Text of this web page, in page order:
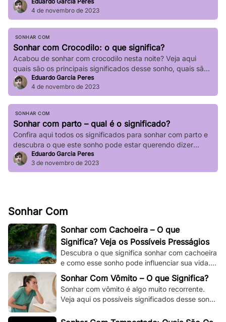
seu sonho!
4 de novembro de 2023
SONHAR COM
Sonhar com Crocodilo: o que significa?
Acabou de sonhar com crocodilo nesta noite? Veja aqui
quais são os principais significados desse sonho, quais são
suas principais variações!
Eduardo Garcia Peres
4 de novembro de 2023
SONHAR COM
Sonhar com parto – qual é o significado?
Confira aqui todos os significados para sonhar com parto e
descubra o que este sonho pode estar querendo dizer
sobre a sua vida.
Eduardo Garcia Peres
3 de novembro de 2023
Sonhar Com
Sonhar com Cachoeira – O que
Significa? Veja os Possíveis Presságios
Descubra o que significa sonhar com cachoeira
e como esse sonho pode influenciar sua vida.
Explore os significados espirituais,
psicológicos!
Sonhar Com Vômito – O que Significa?
Sonhar com vômito é algo muito recorrente.
Veja aqui os possíveis significados desse sonho